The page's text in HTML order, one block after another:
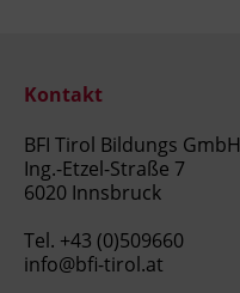
Kontakt
BFI Tirol Bildungs GmbH
Ing.-Etzel-Straße 7
6020 Innsbruck
Tel. +43 (0)509660
info@bfi-tirol.at